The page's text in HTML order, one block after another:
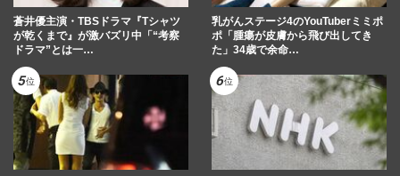
蒼井優主演・TBSドラマ『Tシャツ
が乾くまで』が激バズリ中「“考察
ドラマ”とは一…
乳がんステージ4のYouTuberミミポ
ポ「腫瘍が皮膚から飛び出してき
た」34歳で余命…